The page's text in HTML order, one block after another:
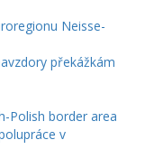
Neisse-
překážkám
Polish border area
v